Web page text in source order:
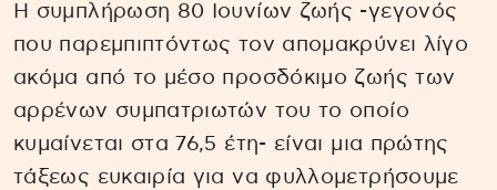
Η συμπλήρωση 80 Ιουνίων ζωής -γεγονός
που παρεμπιπτόντως τον απομακρύνει λίγο
ακόμα από το μέσο προσδόκιμο ζωής των
αρρένων συμπατριωτών του το οποίο
κυμαίνεται στα 76,5 έτη- είναι μια πρώτης
τάξεως ευκαιρία για να φυλλομετρήσουμε